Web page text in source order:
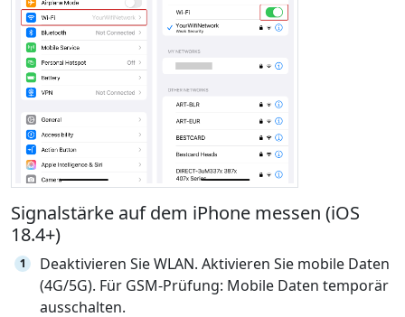
Signalstärke auf dem iPhone messen (iOS
18.4+)
Deaktivieren Sie WLAN. Aktivieren Sie mobile Daten
(4G/5G). Für GSM-Prüfung: Mobile Daten temporär
ausschalten.